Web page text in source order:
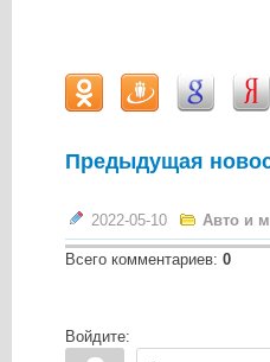
Предыдущая
2022-05-10 Авто и
Всего комментариев: 0
Войдите: